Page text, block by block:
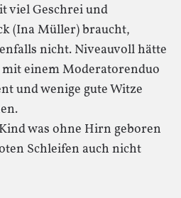
viel Geschrei und
(Ina Müller) braucht,
nicht. Niveauvoll hätte
einem Moderatorenduo
und wenige gute Witze
was ohne Hirn geboren
Schleifen auch nicht